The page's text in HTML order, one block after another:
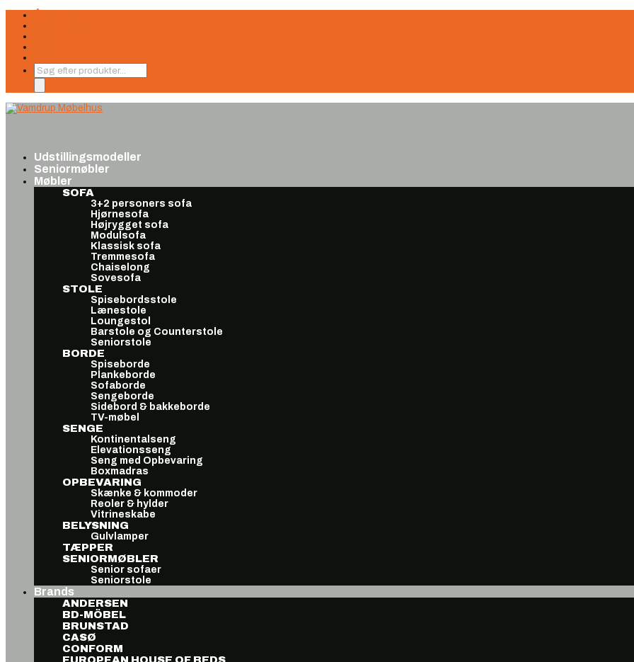
Products
search
Udstillingsmodeller
Seniormøbler
Møbler
SOFA
3+2 personers sofa
Hjørnesofa
Højrygget sofa
Modulsofa
Klassisk sofa
Tremmesofa
Chaiselong
Sovesofa
STOLE
Spisebordsstole
Lænestole
Loungestol
Barstole og Counterstole
Seniorstole
BORDE
Spiseborde
Plankeborde
Sofaborde
Sengeborde
Sidebord & bakkeborde
TV-møbel
SENGE
Kontinentalseng
Elevationsseng
Seng med Opbevaring
Boxmadras
OPBEVARING
Skænke & kommoder
Reoler & hylder
Vitrineskabe
BELYSNING
Gulvlamper
TÆPPER
SENIORMØBLER
Senior sofaer
Seniorstole
Brands
ANDERSEN
BD-MÖBEL
BRUNSTAD
CASØ
CONFORM